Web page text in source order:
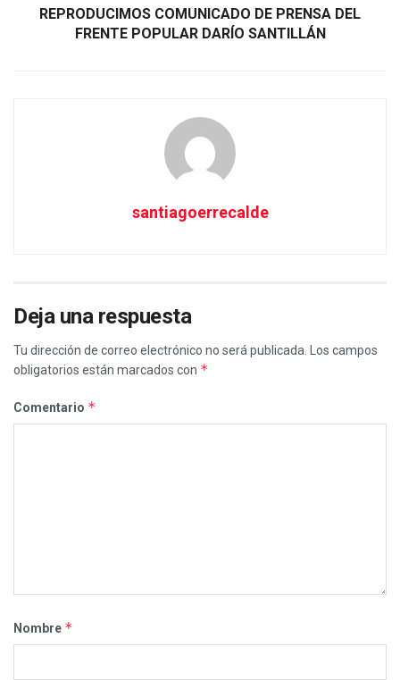
REPRODUCIMOS COMUNICADO DE PRENSA DEL
FRENTE POPULAR DARÍO SANTILLÁN
santiagoerrecalde
Deja una respuesta
Tu dirección de correo electrónico no será publicada.
Los campos
obligatorios están marcados con *
Comentario *
Nombre *